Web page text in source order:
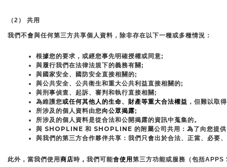
（2） 共用
我們不會與任何第三方共享個人資料，除非存在以下一種或多種情況：
根據您的要求，或經您事先明確授權或同意;
與履行我們在法律法規下的義務有關;
與國家安全、國防安全直接相關的;
與公共安全、公共衛生和重大公共利益直接相關的;
與刑事偵查、起訴、審判和執行直接相關;
為維護您或任何其他人的生命、財產等重大合法權益 ，但難以取
所涉及的個人資料由您向公眾揭露;
所涉及的個人資料是從合法和公開揭露的資訊中蒐集的。
與 SHOPLINE 和 SHOPLINE 的附屬公司共用：為了向您提供
與我們的第三方合作夥伴共享：我們只會出於合法、正當、必要
此外，當我們使用商店時 ， 我們可能會使用第三方功能或服務（包括APPS